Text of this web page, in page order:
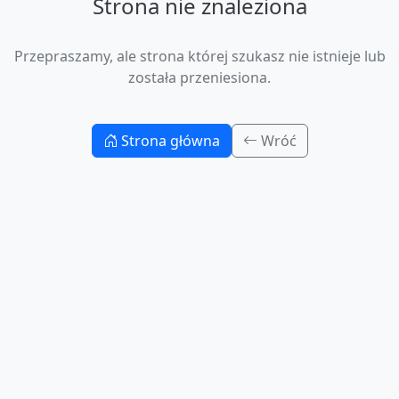
Przepraszamy, ale strona której szukasz nie istnieje lub
została przeniesiona.
Strona główna Wróć